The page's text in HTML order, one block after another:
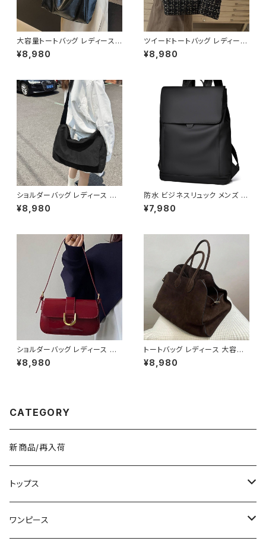
大容量トートバッグ レディース
ショルダーバッグ ワンショルダー
PUレザー シンプル 通勤バッグ
人コーデ ブラック ダークブラウ
ン ブラウン ホワイト ワンサイズ
K-B0266
¥8,980
ツイードトートバッグ レディース
大容量バッグ ショルダーバッグ
肩掛けバッグ ポーチ付きバッグ
ック レッド ホワイト K-B0300
¥8,980
ショルダーバッグ レディース メッ
センジャーバッグ 斜めがけバッ
グ レディースバッグ カジュアル
容量バッグ 軽量バッグ おしゃれ
バッグ ブラック グリーン カーキ
¥8,980
防水 ビジネスリュック メンズ レ
ディース 大容量 PC収納 キャリ
ーオン対応 軽量 多機能バック
¥7,980
ショルダーバッグ レディース エ
ナメルバッグ ミニバッグ ワンショ
ルダー 斜めがけバッグ 2WAY
¥8,980
トートバッグ レディース 大容量
レザー調 ビッグバッグ シンプル
肩掛けバッグ 通勤バッグ 通学バ
¥8,980
CATEGORY
新商品/再入荷
トップス
Tシャツ/カットソー
ワンピース